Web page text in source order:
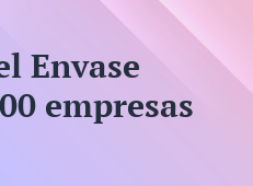
Envase
empresas